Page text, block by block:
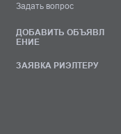
Задать вопрос
ДОБАВИТЬ ОБЪЯВЛ
ЕНИЕ
ЗАЯВКА РИЭЛТЕРУ